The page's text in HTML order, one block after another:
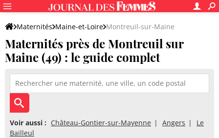
Maternités Maine-et-Loire Montreuil-sur-Maine
Maternités près de Montreuil sur
Maine (49) : le guide complet
Voir aussi : Château-Gontier-sur-Mayenne Angers
Le
Bailleul